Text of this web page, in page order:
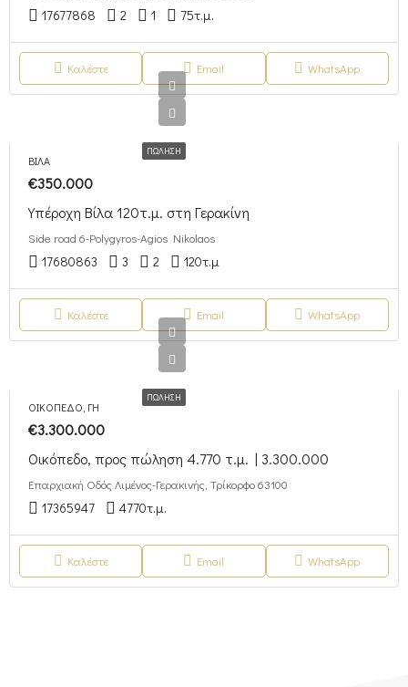
17677868 2 1 75τ.μ.
Καλέστε Email WhatsApp
ΠΏΛΗΣΗ
ΒΊΛΑ
€350.000
Υπέροχη Βίλα 120τ.μ. στη Γερακίνη
Side road 6-Polygyros-Agios Nikolaos
17680863 3 2 120τ.μ
Καλέστε Email WhatsApp
ΠΏΛΗΣΗ
ΟΙΚΌΠΕΔΟ, ΓΗ
€3.300.000
Οικόπεδο, προς πώληση 4.770 τ.μ. | 3.300.000
Επαρχιακή Οδός Λιμένος-Γερακινής, Τρίκορφο 63100
17365947 4770τ.μ.
Καλέστε Email WhatsApp